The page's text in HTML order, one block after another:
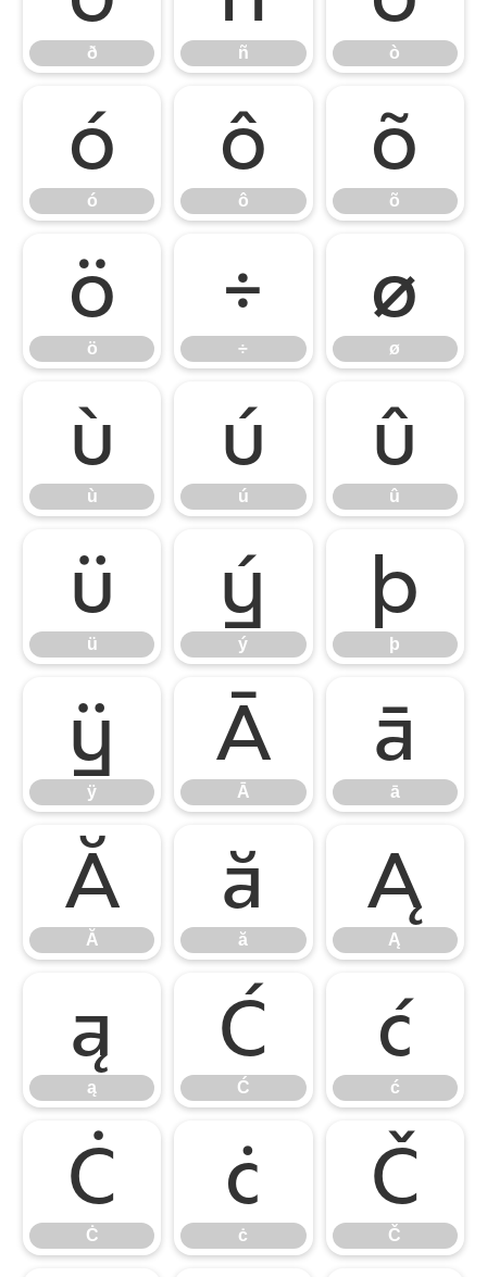
ð ñ ò
ó
ó
ô
ô
õ
õ
ö
ö
÷
÷
ø
ø
ù
ù
ú
ú
û
û
ü
ü
ý
ý
þ
þ
ÿ
ÿ
Ā
Ā
ā
ā
Ă
Ă
ă
ă
Ą
Ą
ą
ą
Ć
Ć
ć
ć
Ċ
Ċ
ċ
ċ
Č
Č